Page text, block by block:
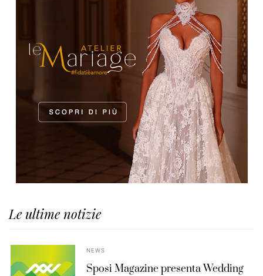
Le ultime notizie
NEWS
Sposi Magazine presenta Wedding